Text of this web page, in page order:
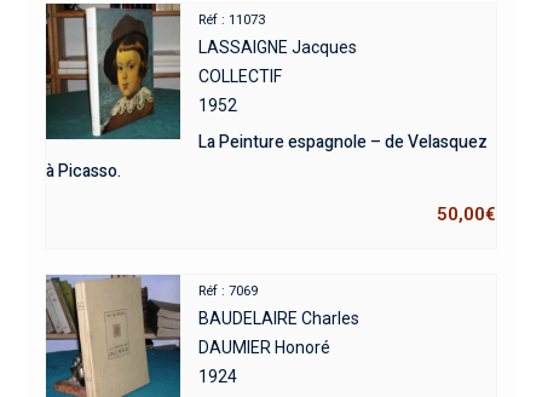
Réf : 11073
LASSAIGNE Jacques
COLLECTIF
1952
La Peinture espagnole – de Velasquez
à Picasso.
50,00€
Réf : 7069
BAUDELAIRE Charles
DAUMIER Honoré
1924